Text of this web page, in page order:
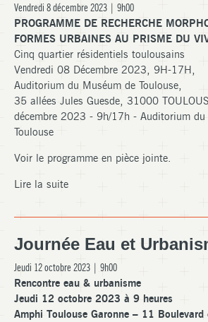
Vendredi 8 décembre 2023 | 9h00
PROGRAMME DE RECHERCHE
FORMES URBAINES AU PRISME DU
Cinq quartier résidentiels toulousains
Vendredi 08 Décembre 2023, 9H-17H,
Auditorium du Muséum de Toulouse,
35 allées Jules Guesde, 31000
décembre 2023 - 9h/17h - Auditorium du
Toulouse
Voir le programme en pièce jointe.
Lire la suite
Journée Eau et
Jeudi 12 octobre 2023 | 9h00
Rencontre eau & urbanisme
Jeudi 12 octobre 2023 à 9 heures
Amphi Toulouse Garonne – 11 Boulevard